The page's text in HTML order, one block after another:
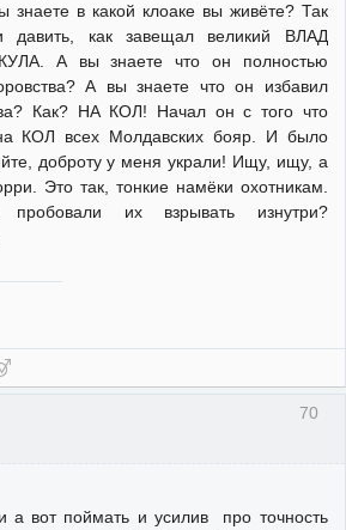
знаете в какой клоаке вы живёте? Так
давить, как завещал великий ВЛАД
А вы знаете что он полностью
А вы знаете что он избавил
Как? НА КОЛ! Начал он с того что
КОЛ всех Молдавских бояр. И было
доброту у меня украли! Ищу, ищу, а
Это так, тонкие намёки охотникам.
их взрывать изнутри?
70
а вот поймать и усилив про точность